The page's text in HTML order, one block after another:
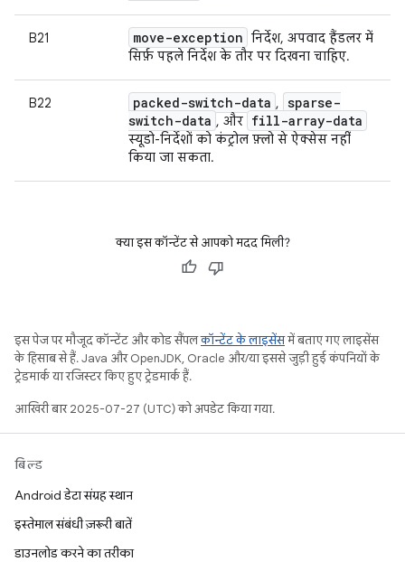
B21 move-exception निर्देश, अपवाद हैंडलर में
सिर्फ़ पहले निर्देश के तौर पर दिखना चाहिए.
B22 packed-switch-data , sparse-
switch-data , और fill-array-data
स्यूडो-निर्देशों को कंट्रोल फ़्लो से ऐक्सेस नहीं
किया जा सकता.
क्या इस कॉन्टेंट से आपको मदद मिली?
इस पेज पर मौजूद कॉन्टेंट और कोड सैंपलकॉन्टेंट के लाइसेंसमें बताए गए लाइसेंस
के हिसाब से हैं. Java और OpenJDK, Oracle और/या इससे जुड़ी हुई कंपनियों के
ट्रेडमार्क या रजिस्टर किए हुए ट्रेडमार्क हैं.
आखिरी बार 2025-07-27 (UTC) को अपडेट किया गया.
बिल्ड
Android डेटा संग्रह स्थान
इस्तेमाल संबंधी ज़रूरी बातें
डाउनलोड करने का तरीका